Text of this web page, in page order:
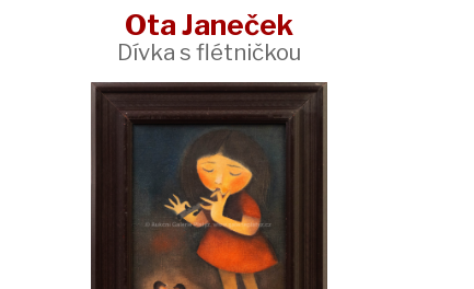
Ota Janeček
Dívka s flétničkou